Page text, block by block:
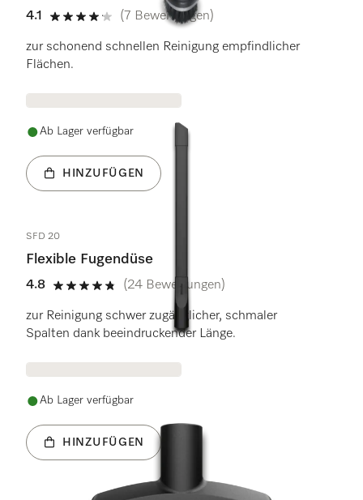
4.1
4.1 Sterne von 5
(7 Bewertungen)
zur schonend schnellen Reinigung empfindlicher
Flächen.
Ab Lager verfügbar
HINZUFÜGEN
SFD 20
Flexible Fugendüse
4.8
4.8 Sterne von 5
(24 Bewertungen)
zur Reinigung schwer zugänglicher, schmaler
Spalten dank beeindruckender Länge.
Ab Lager verfügbar
HINZUFÜGEN